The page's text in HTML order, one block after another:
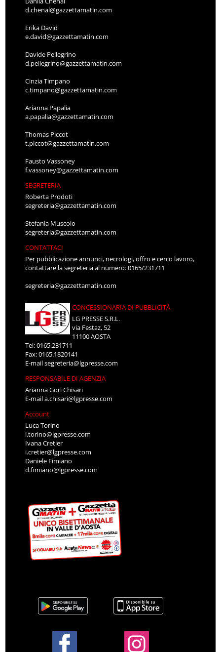
d.chenal@gazzettamatin.com
Erika David
e.david@gazzettamatin.com
Davide Pellegrino
d.pellegrino@gazzettamatin.com
Cinzia Timpano
c.timpano@gazzettamatin.com
Arianna Papalia
a.papalia@gazzettamatin.com
Thomas Piccot
t.piccot@gazzettamatin.com
Fausto Vassoney
f.vassoney@gazzettamatin.com
SEGRETERIA
Roberta Prodoti
segreteria@gazzettamatin.com
Stefania Muscolo
segreteria@gazzettamatin.com
CONTATTACI
Per pubblicazione annunci, necrologi, offro e cerco lavoro,
contattare la segreteria al numero: 0165/231711
segreteria@gazzettamatin.com
CONCESSIONARIA DI PUBBLICITÀ
LG PRESSE S.R.L.
via Festaz, 52
11100 AOSTA
Tel: 0165.231711
Fax: 0165.1820141
E-mailsegreteria@lgpresse.com
RESPONSABILE DI AGENZIA
Arianna Gori Chisari
E-maila.chisari@lgpresse.com
Account
Luca Torino
l.torino@lgpresse.com
Ivana Cretier
i.cretier@lgpresse.com
Daniele Fimiano
d.fimiano@lgpresse.com